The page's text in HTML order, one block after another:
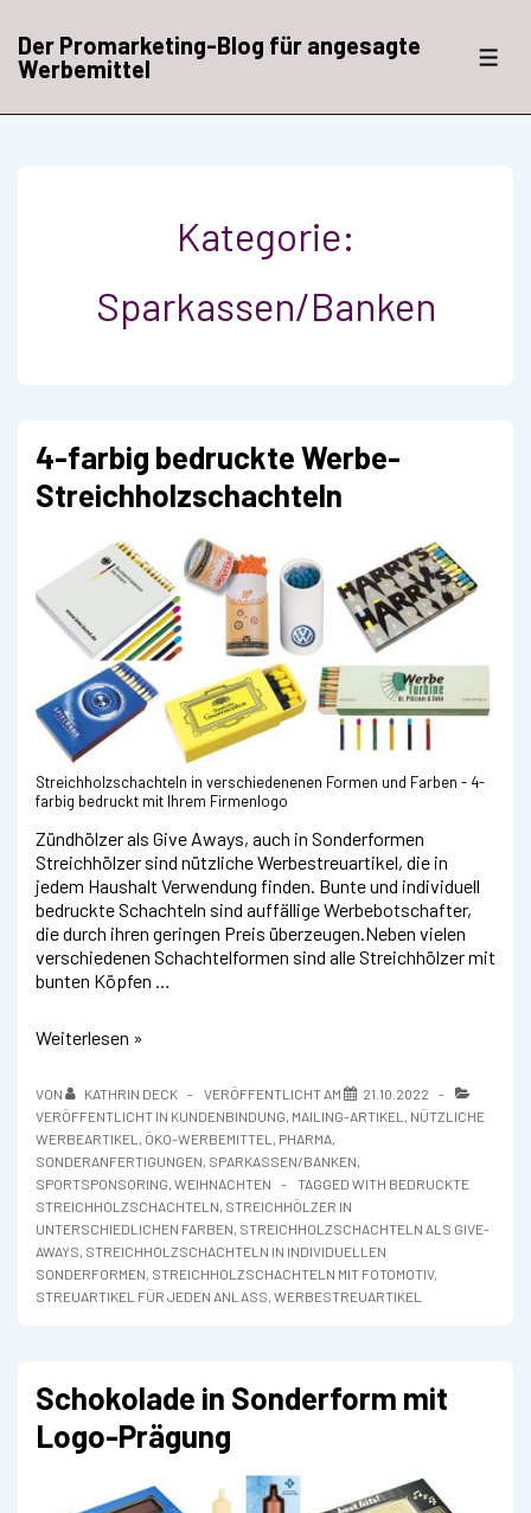
Zum
InhaltDer Promarketing-Blog für angesagte
Werbemittel
Kategorie:
Sparkassen/Banken
4-farbig bedruckte Werbe-
Streichholzschachteln
Streichholzschachteln in verschiedenenen Formen und Farben - 4-
farbig bedruckt mit Ihrem Firmenlogo
Zündhölzer als Give Aways, auch in Sonderformen
Streichhölzer sind nützliche Werbestreuartikel, die in
jedem Haushalt Verwendung finden. Bunte und individuell
bedruckte Schachteln sind auffällige Werbebotschafter,
die durch ihren geringen Preis überzeugen.Neben vielen
verschiedenen Schachtelformen sind alle Streichhölzer mit
bunten Köpfen …
4-
bedruckte
Werbe-
Streichholzschachteln
Weiterlesen »
VON KATHRIN DECK VERÖFFENTLICHT AM
21.10.2022
VERÖFFENTLICHT IN KUNDENBINDUNG, MAILING-ARTIKEL , NÜTZLICHE
WERBEARTIKEL , ÖKO-WERBEMITTEL , PHARMA,
SONDERANFERTIGUNGEN, SPARKASSEN/BANKEN,
SPORTSPONSORING, WEIHNACHTEN TAGGED WITH BEDRUCKTE
STREICHHOLZSCHACHTELN, STREICHHÖLZER IN
UNTERSCHIEDLICHEN FARBEN, STREICHHOLZSCHACHTELN ALS GIVE-
AWAYS, STREICHHOLZSCHACHTELN IN INDIVIDUELLEN
SONDERFORMEN, STREICHHOLZSCHACHTELN MIT FOTOMOTIV,
STREUARTIKEL FÜR JEDEN ANLASS, WERBESTREUARTIKEL
Schokolade in Sonderform mit
Logo-Prägung